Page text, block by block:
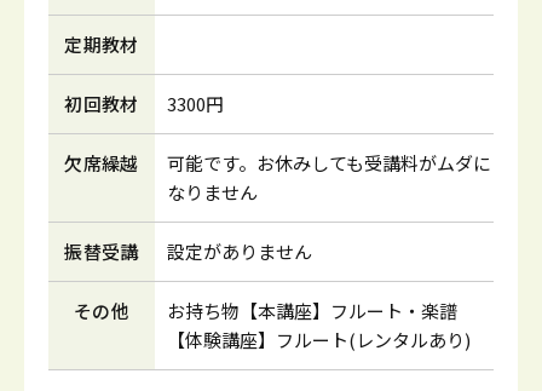
定期教材
初回教材 3300円
欠席繰越
可能です。お休みしても受講料がムダに
なりません
振替受講 設定がありません
その他
お持ち物【本講座】フルート・楽譜
【体験講座】フルート(レンタルあり)